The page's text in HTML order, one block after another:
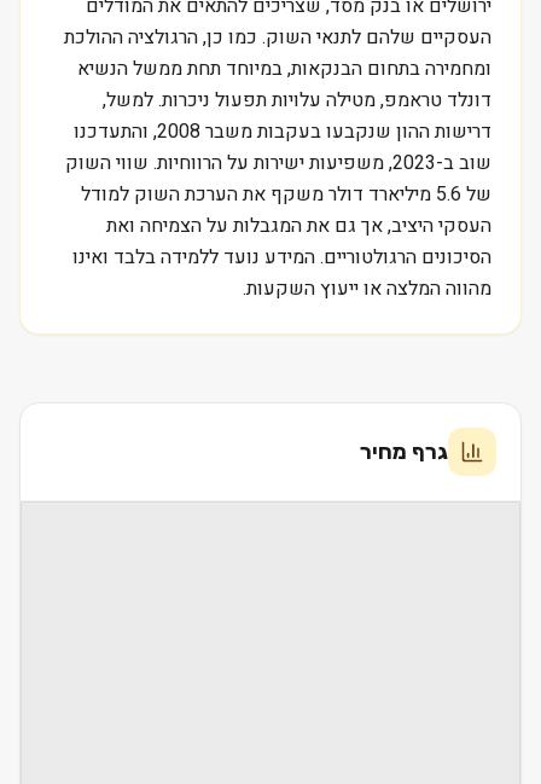
ירושלים או בנק מסד, שצריכים להתאים את המודלים
העסקיים שלהם לתנאי השוק. כמו כן, הרגולציה ההולכת
ומחמירה בתחום הבנקאות, במיוחד תחת ממשל הנשיא
דונלד טראמפ, מטילה עלויות תפעול ניכרות. למשל,
דרישות ההון שנקבעו בעקבות משבר 2008, והתעדכנו
שוב ב-2023, משפיעות ישירות על הרווחיות. שווי השוק
של 5.6 מיליארד דולר משקף את הערכת השוק למודל
העסקי היציב, אך גם את המגבלות על הצמיחה ואת
הסיכונים הרגולטוריים. המידע נועד ללמידה בלבד ואינו
מהווה המלצה או ייעוץ השקעות.
גרף מחיר